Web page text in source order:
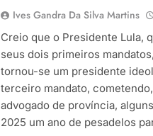
Ives Gandra Da Silva Martins
Creio que o Presidente Lula,
seus dois primeiros
tornou-se um presidente
terceiro mandato,
advogado de província,
2025 um ano de pesadelos